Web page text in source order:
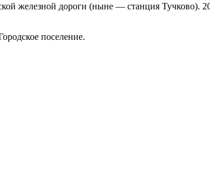
железной дороги (ныне — станция Тучково).
поселение.